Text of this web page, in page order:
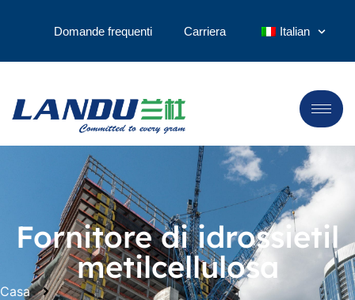
Domande frequenti Carriera Italian
Fornitore di idrossietil
metilcellulosa
Casa